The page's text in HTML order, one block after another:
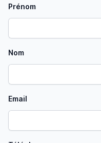
Prénom
Nom
Email